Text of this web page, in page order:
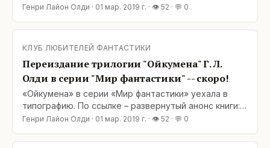
https://www.fantlab.ru/
на всю Ойкумену: почти одновременно с отправкой
в печать самой новой книги из масштабного цикла
Генри Лайона
Генри Лайон Олди · 01 мар. 2019 г. · 👁 52 · 💬 0
КЛУБ ЛЮБИТЕЛЕЙ ФАНТАСТИКИ
Переиздание трилогии "Ойкумена" Г. Л.
Олди в серии "Мир фантастики" -- скоро!
«Ойкумена» в серии «Мир фантастики» уехала в
типографию. По ссылке – развернутый анонс книги:
https://www.fantlab.ru/
на всю Ойкумену: почти одновременно с отправкой
Генри Лайон Олди · 01 мар. 2019 г. · 👁 52 · 💬 0